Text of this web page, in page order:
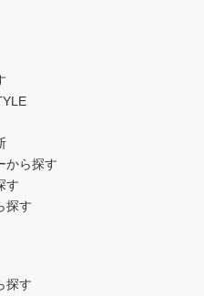
から探す
す
探す
探す